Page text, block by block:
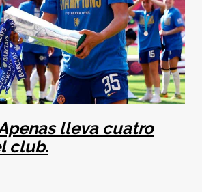
lleva cuatro
club.